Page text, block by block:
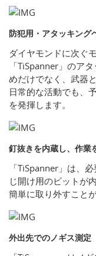
防犯用・アタッキング
ダイヤモンドに次ぐ
「TiSpanner」のア
めだけでなく、武器
日常的な活動でも、
を発揮します。
釘抜きを内蔵し、作業
「TiSpanner」は、
じ開け用のビットが
簡単に取り外すこと
外出先でのノギス測定